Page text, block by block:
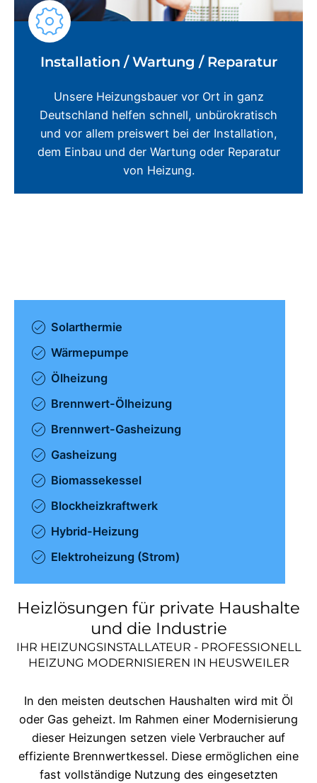
Installation / Wartung / Reparatur
Unsere Heizungsbauer vor Ort in ganz
Deutschland helfen schnell, unbürokratisch
und vor allem preiswert bei der Installation,
dem Einbau und der Wartung oder Reparatur
von Heizung.
Solarthermie
Wärmepumpe
Ölheizung
Brennwert-Ölheizung
Brennwert-Gasheizung
Gasheizung
Biomassekessel
Blockheizkraftwerk
Hybrid-Heizung
Elektroheizung (Strom)
Heizlösungen für private Haushalte
und die Industrie
IHR HEIZUNGSINSTALLATEUR - PROFESSIONELL
HEIZUNG MODERNISIEREN IN HEUSWEILER
In den meisten deutschen Haushalten wird mit Öl
oder Gas geheizt. Im Rahmen einer Modernisierung
dieser Heizungen setzen viele Verbraucher auf
effiziente Brennwertkessel. Diese ermöglichen eine
fast vollständige Nutzung des eingesetzten